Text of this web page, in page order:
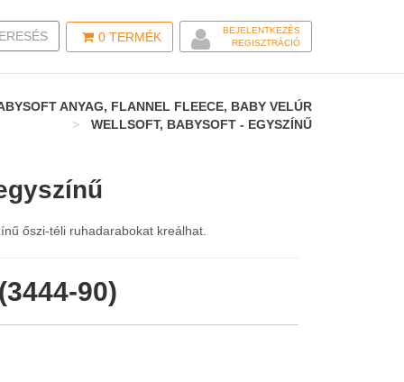
0 TERMÉK
BEJELENTKEZÉS
REGISZTRÁCIÓ
SEARCH
ANYAG, FLANNEL FLEECE, BABY VELÚR
WELLSOFT, BABYSOFT - EGYSZÍNŰ
őszi-téli ruhadarabokat kreálhat.
90)